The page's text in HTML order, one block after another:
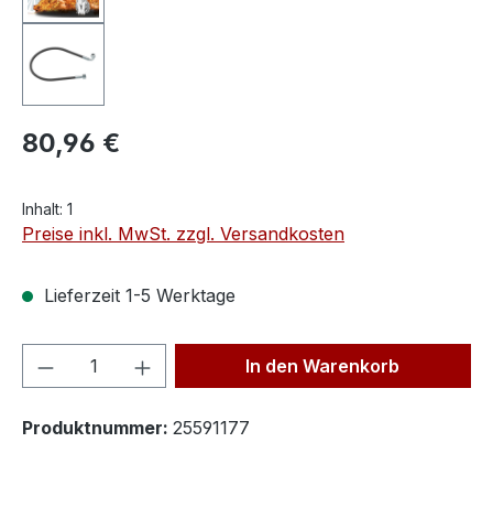
80,96 €
Inhalt: 1
Preise inkl. MwSt. zzgl. Versandkosten
Lieferzeit 1-5 Werktage
Produkt Anzahl: Gib denIn den Warenkorb
Produktnummer: 25591177